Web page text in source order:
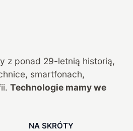
z ponad 29-letnią historią,
smartfonach,
Technologie mamy we
NA SKRÓTY